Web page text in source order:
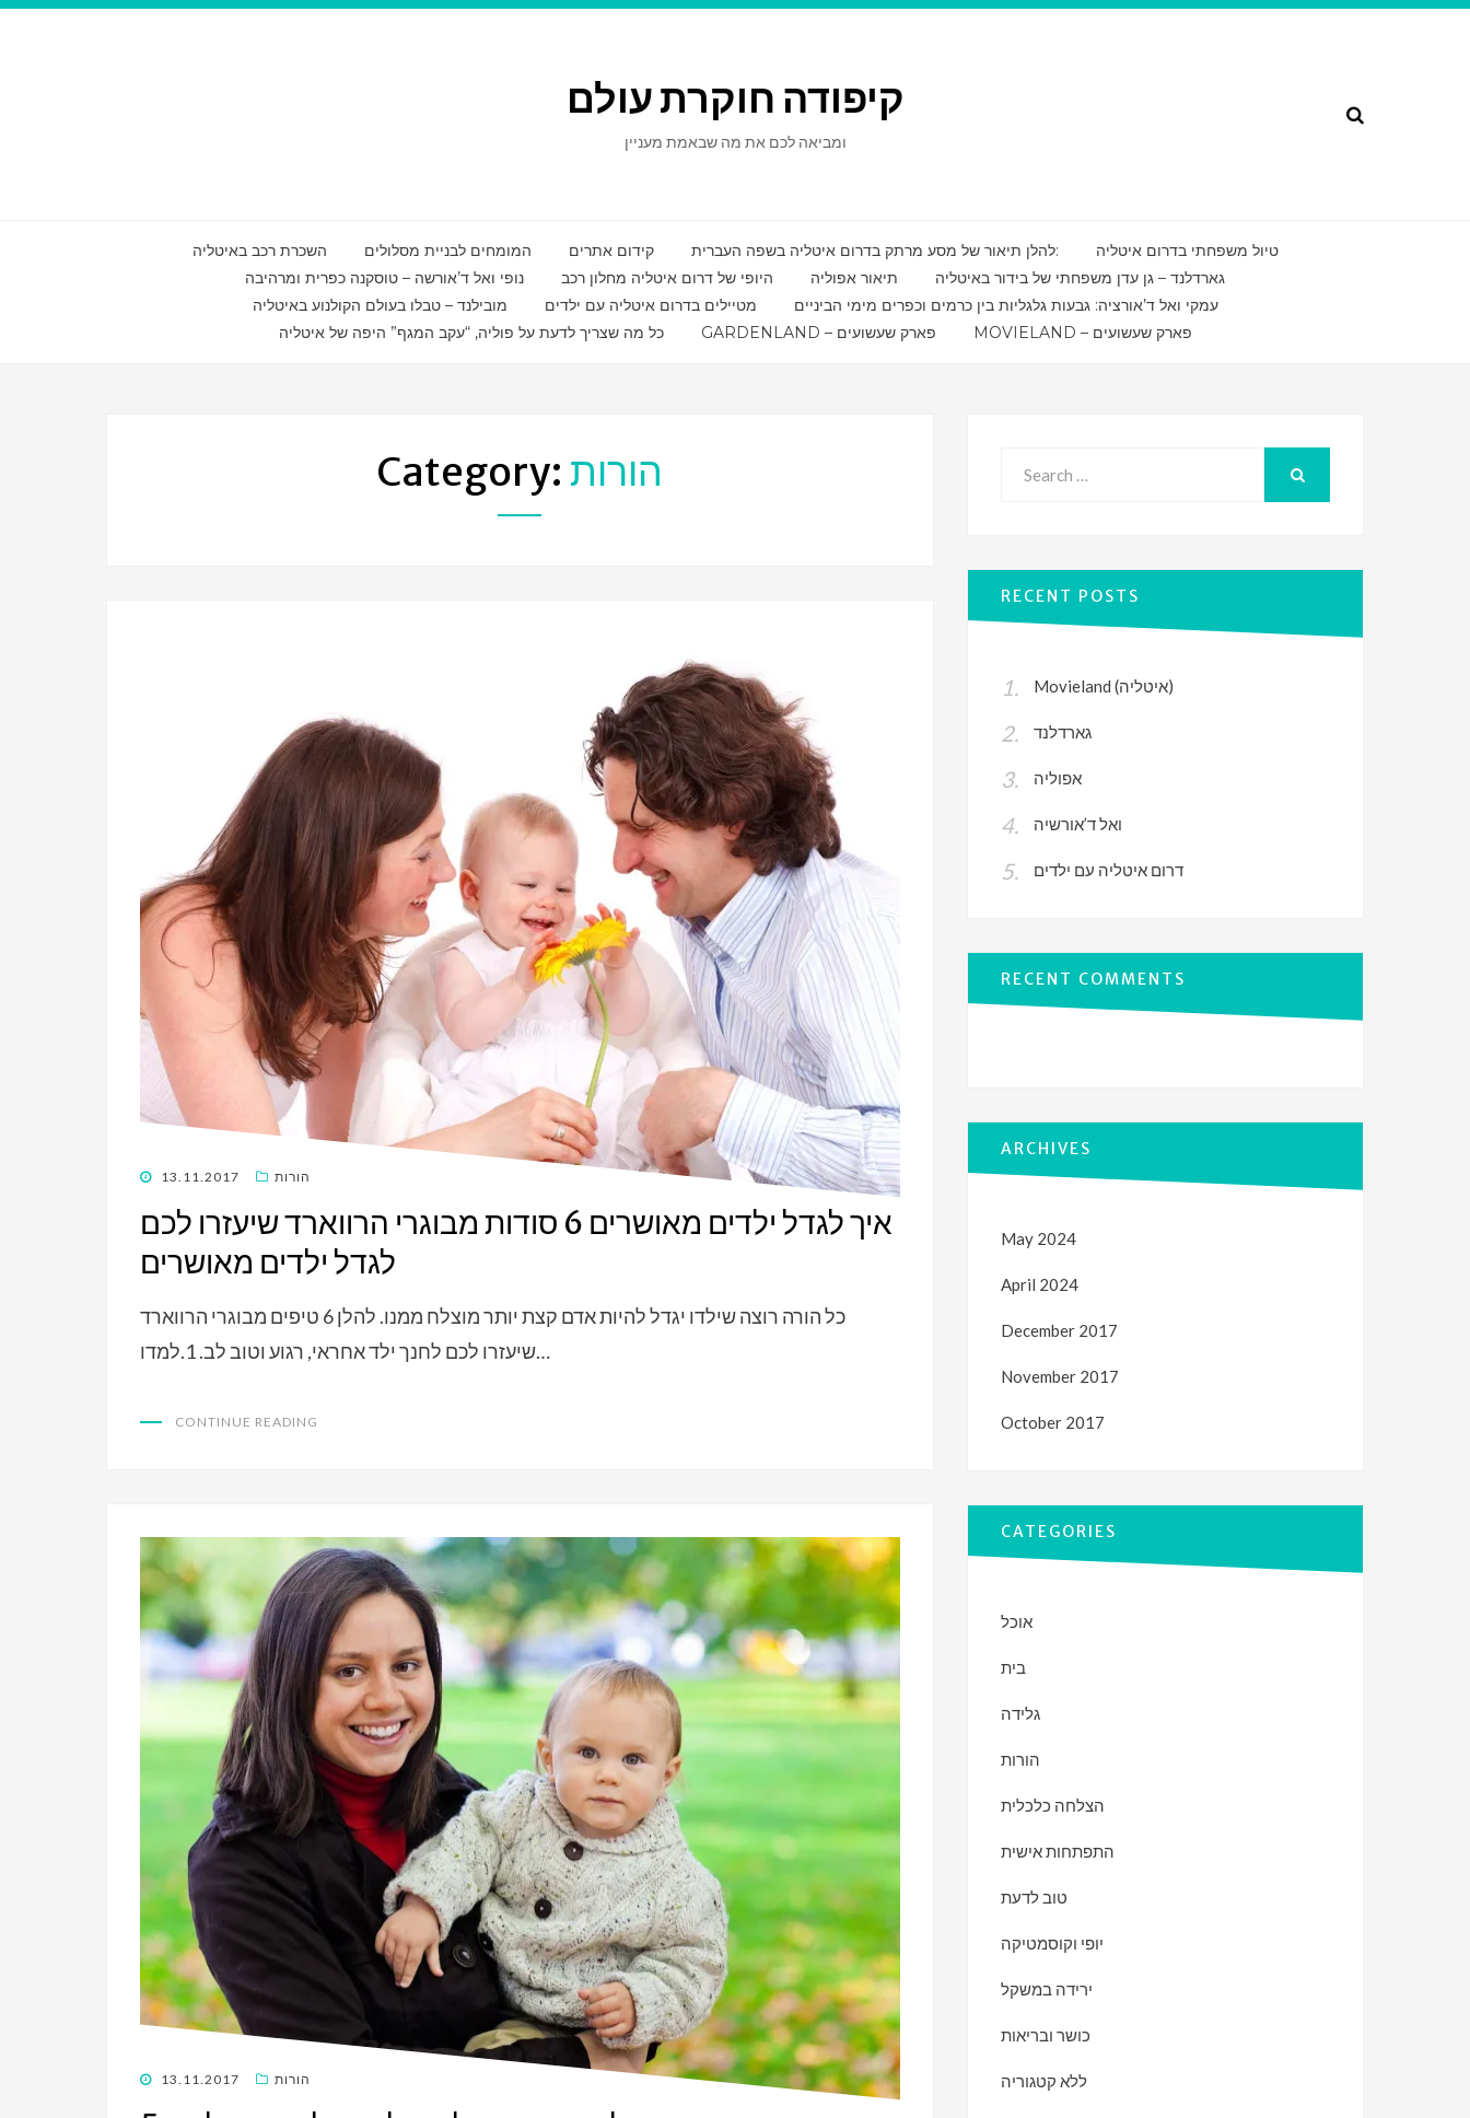
קיפודה חוקרת עולם
ומביאה לכם את מה שבאמת מעניין Search
השכרת רכב באיטליה המומחים לבניית מסלולים קידום אתרים להלן תיאור של מסע מרתק בדרום איטליה בשפה העברית:
טיול משפחתי בדרום איטליה
נופי ואל ד’אורשה – טוסקנה כפרית ומרהיבה
היופי של דרום איטליה מחלון רכב תיאור אפוליה
גארדלנד – גן עדן משפחתי של בידור באיטליה
מובילנד – טבלו בעולם הקולנוע באיטליה
מטיילים בדרום איטליה עם ילדים
עמקי ואל ד’אורציה: גבעות גלגליות בין כרמים וכפרים מימי הביניים
כל מה שצריך לדעת על פוליה, “עקב המגף” היפה של איטליה
GARDENLAND – פארק שעשועים MOVIELAND – פארק שעשועים
Category: הורות
POSTED
13.11.2017 הורות
איך לגדל ילדים מאושרים 6 סודות מבוגרי הרווארד שיעזרו לכם
לגדל ילדים מאושרים
כל הורה רוצה שילדו יגדל להיות אדם קצת יותר מוצלח ממנו. להלן 6 טיפים מבוגרי הרווארד
שיעזרו לכם לחנך ילד אחראי, רגוע וטוב לב. 1.למדו…
CONTINUE READING
POSTED
13.11.2017 הורות
RECENT POSTS
Movieland (איטליה)
גארדלנד
אפוליה
ואל ד’אורשיה
דרום איטליה עם ילדים
RECENT COMMENTS
ARCHIVES
May 2024
April 2024
December 2017
November 2017
October 2017
CATEGORIES
אוכל
בית
גלידה
הורות
הצלחה כלכלית
התפתחות אישית
טוב לדעת
יופי וקוסמטיקה
ירידה במשקל
כושר ובריאות
ללא קטגוריה